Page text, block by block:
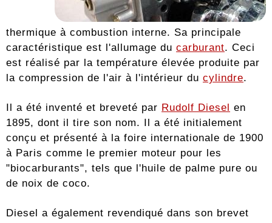
thermique à combustion interne. Sa principale
caractéristique est l'allumage du carburant. Ceci
est réalisé par la température élevée produite par
la compression de l'air à l'intérieur du cylindre.
Il a été inventé et breveté par Rudolf Diesel en
1895, dont il tire son nom. Il a été initialement
conçu et présenté à la foire internationale de 1900
à Paris comme le premier moteur pour les
"biocarburants", tels que l'huile de palme pure ou
de noix de coco.
Diesel a également revendiqué dans son brevet